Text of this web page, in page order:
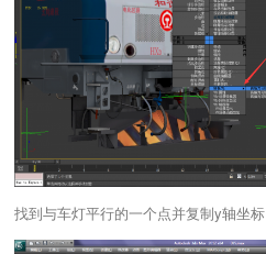
找到与车灯平行的一个点并复制y轴坐标